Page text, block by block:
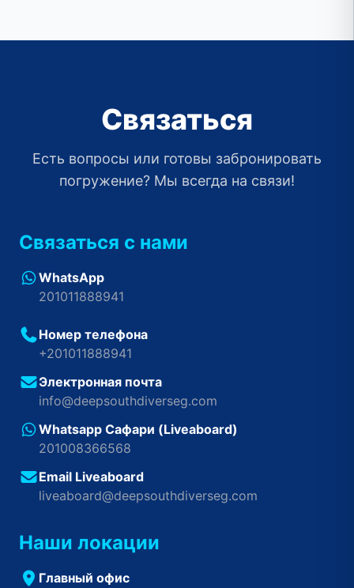
Связаться
Есть вопросы или готовы забронировать
погружение? Мы всегда на связи!
Связаться с нами
WhatsApp
201011888941
Номер телефона
+201011888941
Электронная почта
info@deepsouthdiverseg.com
Whatsapp Сафари (Liveaboard)
201008366568
Email Liveaboard
liveaboard@deepsouthdiverseg.com
Наши локации
Главный офис